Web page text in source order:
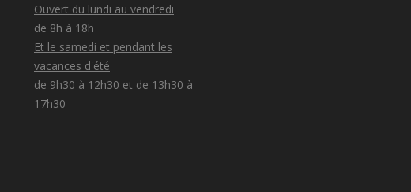
Ouvert du lundi au vendredi
de 8h à 18h
Et le samedi et pendant les
vacances d'été
de 9h30 à 12h30 et de 13h30 à
17h30